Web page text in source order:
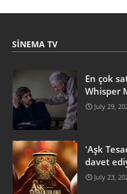
SINEMA TV
En çok
Whisper
July 29,
'Aşk
davet
July 23,